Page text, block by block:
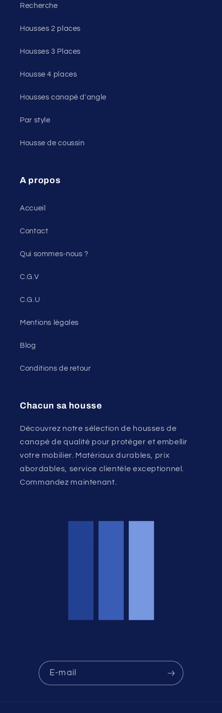
Recherche
Housses 2 places
Housses 3 Places
Housse 4 places
Housses canapé d'angle
Par style
Housse de coussin
A propos
Accueil
Contact
Qui sommes-nous ?
C.G.V
C.G.U
Mentions légales
Blog
Conditions de retour
Chacun sa housse
Découvrez notre sélection de housses de
canapé de qualité pour protéger et embellir
votre mobilier. Matériaux durables, prix
abordables, service clientèle exceptionnel.
Commandez maintenant.
E-mail